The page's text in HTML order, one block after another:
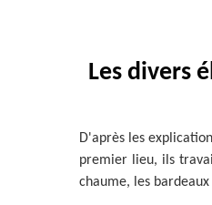
Les divers
D'après les
premier lieu, ils
chaume, les